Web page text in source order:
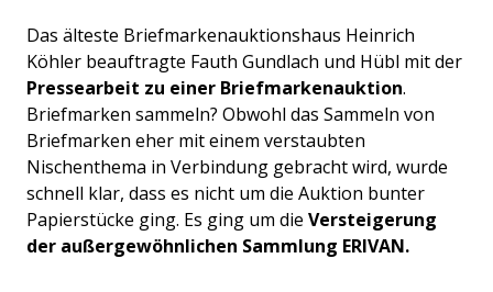
Das älteste Briefmarkenauktionshaus Heinrich
Köhler beauftragte Fauth Gundlach und Hübl mit der
Pressearbeit zu einer Briefmarkenauktion.
Briefmarken sammeln? Obwohl das Sammeln von
Briefmarken eher mit einem verstaubten
Nischenthema in Verbindung gebracht wird, wurde
schnell klar, dass es nicht um die Auktion bunter
Papierstücke ging. Es ging um die Versteigerung
der außergewöhnlichen Sammlung ERIVAN.